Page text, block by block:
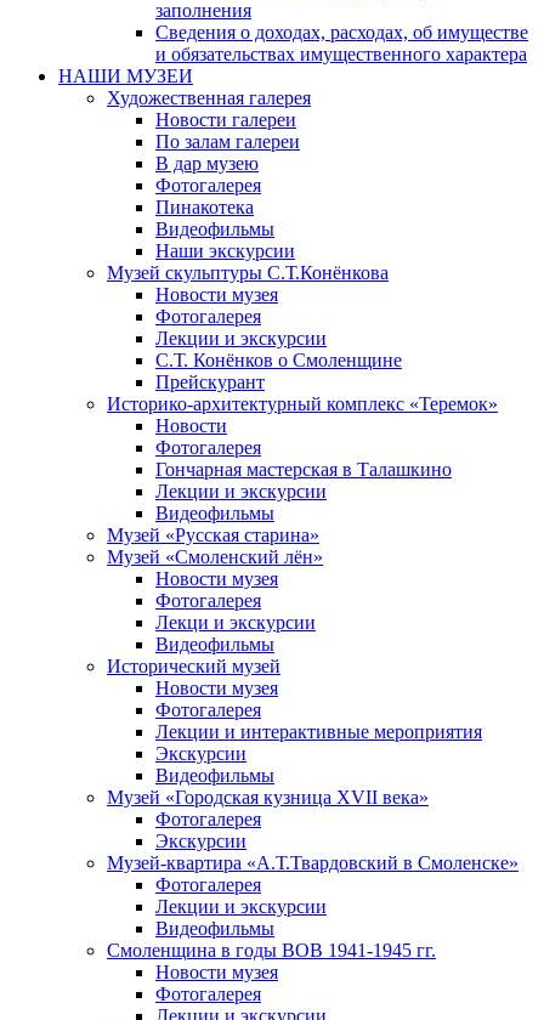
заполнения
Сведения о доходах, расходах, об имуществе
и обязательствах имущественного характера
НАШИ МУЗЕИ
Художественная галерея
Новости галереи
По залам галереи
В дар музею
Фотогалерея
Пинакотека
Видеофильмы
Наши экскурсии
Музей скульптуры С.Т.Конёнкова
Новости музея
Фотогалерея
Лекции и экскурсии
С.Т. Конёнков о Смоленщине
Прейскурант
Историко-архитектурный комплекс «Теремок»
Новости
Фотогалерея
Гончарная мастерская в Талашкино
Лекции и экскурсии
Видеофильмы
Музей «Русская старина»
Музей «Смоленский лён»
Новости музея
Фотогалерея
Лекци и экскурсии
Видеофильмы
Исторический музей
Новости музея
Фотогалерея
Лекции и интерактивные мероприятия
Экскурсии
Видеофильмы
Музей «Городская кузница XVII века»
Фотогалерея
Экскурсии
Музей-квартира «А.Т.Твардовский в Смоленске»
Фотогалерея
Лекции и экскурсии
Видеофильмы
Смоленщина в годы ВОВ 1941-1945 гг.
Новости музея
Фотогалерея
Лекции и экскурсии